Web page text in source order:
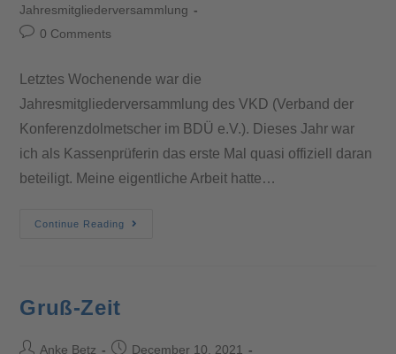
Jahresmitgliederversammlung
0 Comments
Letztes Wochenende war die
Jahresmitgliederversammlung des VKD (Verband der
Konferenzdolmetscher im BDÜ e.V.). Dieses Jahr war
ich als Kassenprüferin das erste Mal quasi offiziell daran
beteiligt. Meine eigentliche Arbeit hatte…
Continue Reading
Gruß-Zeit
Anke Betz
December 10, 2021